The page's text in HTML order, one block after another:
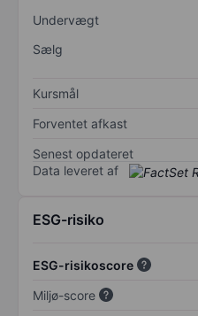
Undervægt
Sælg
Kursmål
Forventet afkast
Senest opdateret
Data leveret af
ESG-risiko
ESG-risikoscore
Miljø-score